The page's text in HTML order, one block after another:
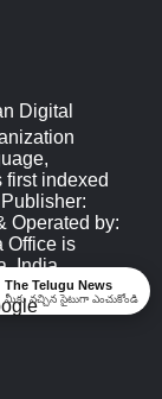
Digital
first indexed
Operated by:
Office is
India ,
The Telugu News
మీకు నచ్చిన సైటుగా ఎంచుకోండి